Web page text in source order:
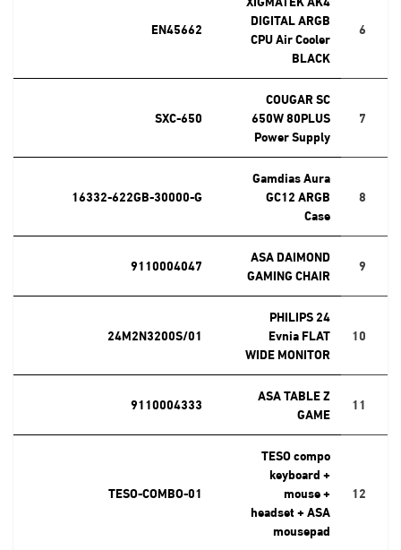
6
DIGITAL ARGB
CPU Air Cooler
BLACK
EN45662
7
COUGAR SC
650W 80PLUS
Power Supply
SXC-650
8
Gamdias Aura
GC12 ARGB
Case
16332-622GB-30000-G
9
ASA DAIMOND
GAMING CHAIR
9110004047
10
PHILIPS 24
Evnia FLAT
WIDE MONITOR
24M2N3200S/01
11
ASA TABLE Z
GAME
9110004333
12
TESO compo
keyboard +
mouse +
headset + ASA
mousepad
TESO-COMBO-01